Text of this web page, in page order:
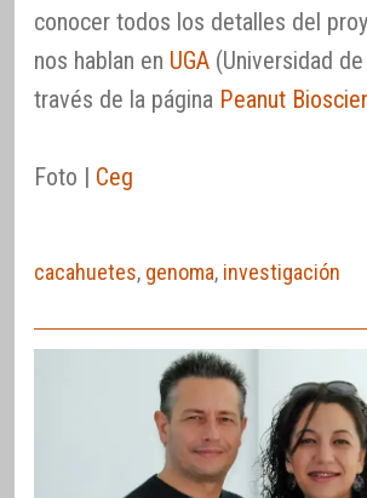
conocer todos los detalles del
nos hablan en UGA (Universidad
través de la página Peanut
Foto | Ceg
cacahuetes, genoma, investigación